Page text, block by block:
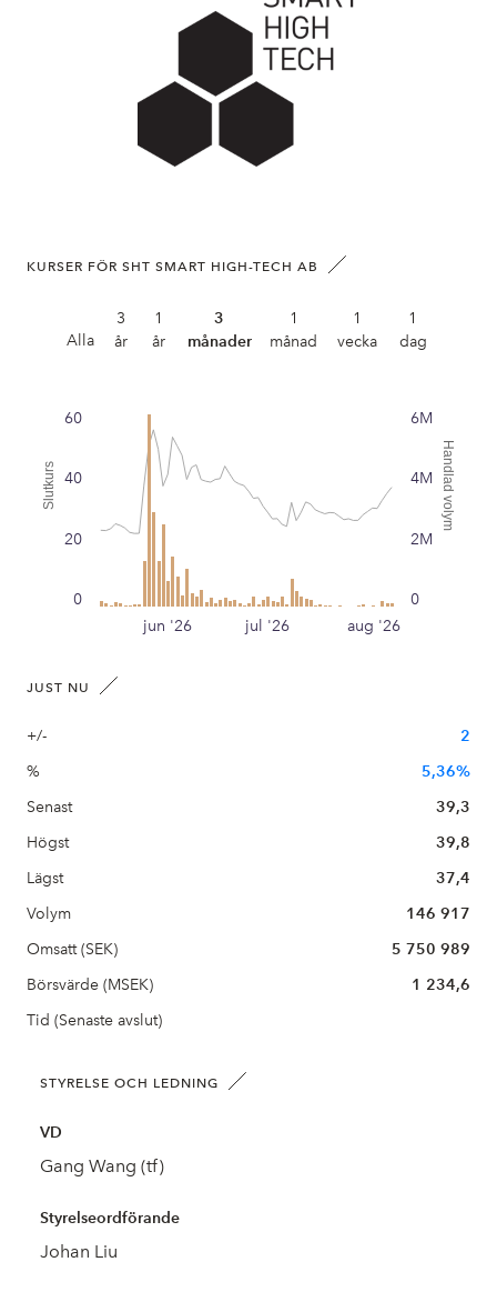
KURSER FÖR SHT SMART HIGH-TECH AB
Alla
3
år
1
år
3
månader
1
månad
1
vecka
1
dag
Slutkurs Handlad volym
jun '26 jul '26 aug '26
0
20
40
60
0
2M
4M
6M
JUST NU
+/-
2
%
5,36%
Senast
39,3
Högst
39,8
Lägst
37,4
Volym
146 917
Omsatt (SEK)
5 750 989
Börsvärde (MSEK)
1 234,6
Tid (Senaste avslut)
STYRELSE OCH LEDNING
VD
Gang Wang (tf)
Styrelseordförande
Johan Liu